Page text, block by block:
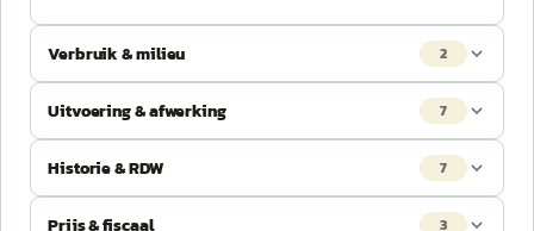
Verbruik & milieu 2
Uitvoering & afwerking 7
Historie & RDW 7
Prijs & fiscaal 3